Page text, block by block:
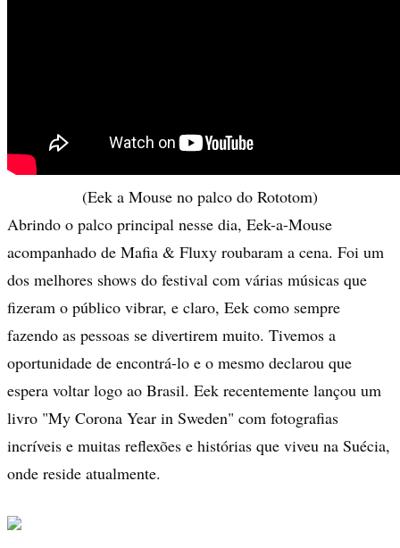
(Eek a Mouse no palco do Rototom)
Abrindo o palco principal nesse dia, Eek-a-Mouse
acompanhado de Mafia & Fluxy roubaram a cena. Foi um
dos melhores shows do festival com várias músicas que
fizeram o público vibrar, e claro, Eek como sempre
fazendo as pessoas se divertirem muito. Tivemos a
oportunidade de encontrá-lo e o mesmo declarou que
espera voltar logo ao Brasil. Eek recentemente lançou um
livro "My Corona Year in Sweden" com fotografias
incríveis e muitas reflexões e histórias que viveu na Suécia,
onde reside atualmente.